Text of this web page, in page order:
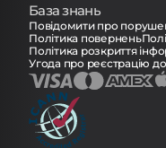
База знань
Повідомити про
Політика повернень
Політика розкриття
Угода про реєстрацію